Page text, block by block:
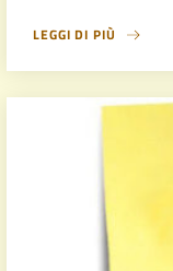
LEGGI DI PIÙ